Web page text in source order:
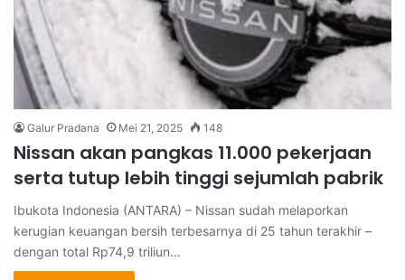
Galur Pradana Mei 21, 2025 148
Nissan akan pangkas 11.000 pekerjaan
serta tutup lebih tinggi sejumlah pabrik
Ibukota Indonesia (ANTARA) – Nissan sudah melaporkan
kerugian keuangan bersih terbesarnya di 25 tahun terakhir –
dengan total Rp74,9 triliun…